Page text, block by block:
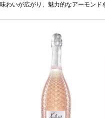
が同様の場合は自動的に次のヴィン
味わいが広がり、魅力的なアーモンド
が同様の場合は自動的に次のヴィン